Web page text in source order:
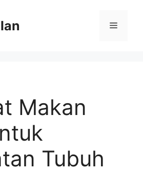
Menu
Makan
Tubuh